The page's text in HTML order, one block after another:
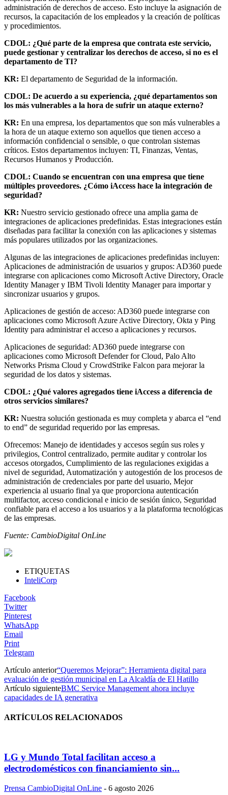
administración de derechos de acceso. Esto incluye la asignación de
recursos, la capacitación de los empleados y la creación de políticas
y procedimientos.
CDOL: ¿Qué parte de la empresa que contrata este servicio,
puede gestionar y centralizar los derechos de acceso, si no es el
departamento de TI?
KR: El departamento de Seguridad de la información.
CDOL: De acuerdo a su experiencia, ¿qué departamentos son
los más vulnerables a la hora de sufrir un ataque externo?
KR: En una empresa, los departamentos que son más vulnerables a
la hora de un ataque externo son aquellos que tienen acceso a
información confidencial o sensible, o que controlan sistemas
críticos. Estos departamentos incluyen: TI, Finanzas, Ventas,
Recursos Humanos y Producción.
CDOL: Cuando se encuentran con una empresa que tiene
múltiples proveedores. ¿Cómo iAccess hace la integración de
seguridad?
KR: Nuestro servicio gestionado ofrece una amplia gama de
integraciones de aplicaciones predefinidas. Estas integraciones están
diseñadas para facilitar la conexión con las aplicaciones y sistemas
más populares utilizados por las organizaciones.
Algunas de las integraciones de aplicaciones predefinidas incluyen:
Aplicaciones de administración de usuarios y grupos: AD360 puede
integrarse con aplicaciones como Microsoft Active Directory, Oracle
Identity Manager y IBM Tivoli Identity Manager para importar y
sincronizar usuarios y grupos.
Aplicaciones de gestión de acceso: AD360 puede integrarse con
aplicaciones como Microsoft Azure Active Directory, Okta y Ping
Identity para administrar el acceso a aplicaciones y recursos.
Aplicaciones de seguridad: AD360 puede integrarse con
aplicaciones como Microsoft Defender for Cloud, Palo Alto
Networks Prisma Cloud y CrowdStrike Falcon para mejorar la
seguridad de los datos y sistemas.
CDOL: ¿Qué valores agregados tiene iAccess a diferencia de
otros servicios similares?
KR: Nuestra solución gestionada es muy completa y abarca el “end
to end” de seguridad requerido por las empresas.
Ofrecemos: Manejo de identidades y accesos según sus roles y
privilegios, Control centralizado, permite auditar y controlar los
accesos otorgados, Cumplimiento de las regulaciones exigidas a
nivel de seguridad, Automatización y autogestión de los procesos de
administración de credenciales por parte del usuario, Mejor
experiencia al usuario final ya que proporciona autenticación
multifactor, acceso condicional e inicio de sesión único, Seguridad
confiable para el acceso a los usuarios y a la plataforma tecnológicas
de las empresas.
Fuente: CambioDigital OnLine
ETIQUETAS
InteliCorp
Facebook
Twitter
Pinterest
WhatsApp
Email
Print
Telegram
Artículo anterior“Queremos Mejorar”: Herramienta digital para
evaluación de gestión municipal en La Alcaldía de El Hatillo
Artículo siguienteBMC Service Management ahora incluye
capacidades de IA generativa
ARTÍCULOS RELACIONADOS
LG y Mundo Total facilitan acceso a
electrodomésticos con financiamiento sin...
Prensa CambioDigital OnLine - 6 agosto 2026